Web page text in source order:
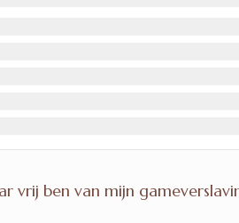
vrij ben van mijn